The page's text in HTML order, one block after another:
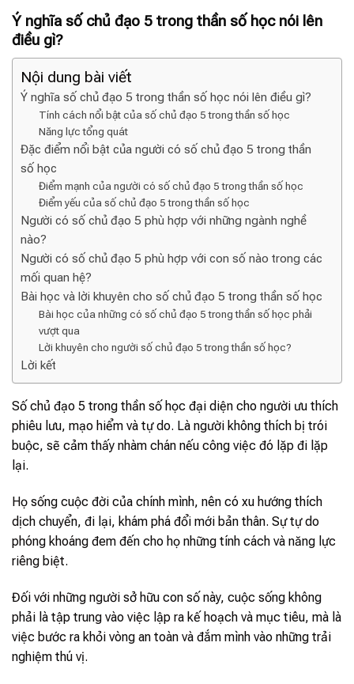
Ý nghĩa số chủ đạo 5 trong thần số học nói lên
điều gì?
Nội dung bài viết
Ý nghĩa số chủ đạo 5 trong thần số học nói lên điều gì?
Tính cách nổi bật của số chủ đạo 5 trong thần số học
Năng lực tổng quát
Đặc điểm nổi bật của người có số chủ đạo 5 trong thần
số học
Điểm mạnh của người có số chủ đạo 5 trong thần số học
Điểm yếu của số chủ đạo 5 trong thần số học
Người có số chủ đạo 5 phù hợp với những ngành nghề
nào?
Người có số chủ đạo 5 phù hợp với con số nào trong các
mối quan hệ?
Bài học và lời khuyên cho số chủ đạo 5 trong thần số học
Bài học của những có số chủ đạo 5 trong thần số học phải
vượt qua
Lời khuyên cho người số chủ đạo 5 trong thần số học?
Lời kết
Số chủ đạo 5 trong thần số học đại diện cho người ưu thích
phiêu lưu, mạo hiểm và tự do. Là người không thích bị trói
buộc, sẽ cảm thấy nhàm chán nếu công việc đó lặp đi lặp
lại.
Họ sống cuộc đời của chính mình, nên có xu hướng thích
dịch chuyển, đi lại, khám phá đổi mới bản thân. Sự tự do
phóng khoáng đem đến cho họ những tính cách và năng lực
riêng biệt.
Đối với những người sở hữu con số này, cuộc sống không
phải là tập trung vào việc lập ra kế hoạch và mục tiêu, mà là
việc bước ra khỏi vòng an toàn và đắm mình vào những trải
nghiệm thú vị.